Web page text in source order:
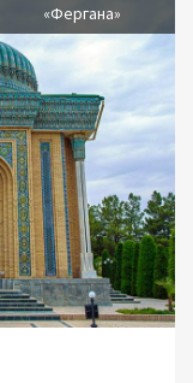
«Фергана»